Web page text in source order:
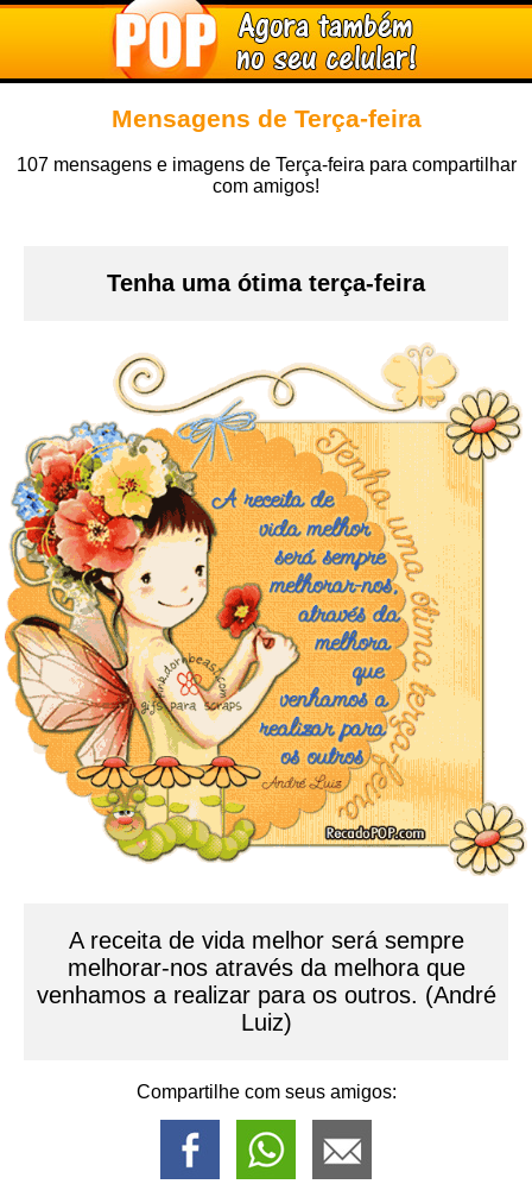
Mensagens de Terça-feira
107 mensagens e imagens de Terça-feira para compartilhar
com amigos!
Tenha uma ótima terça-feira
A receita de vida melhor será sempre
melhorar-nos através da melhora que
venhamos a realizar para os outros. (André
Luiz)
Compartilhe com seus amigos: